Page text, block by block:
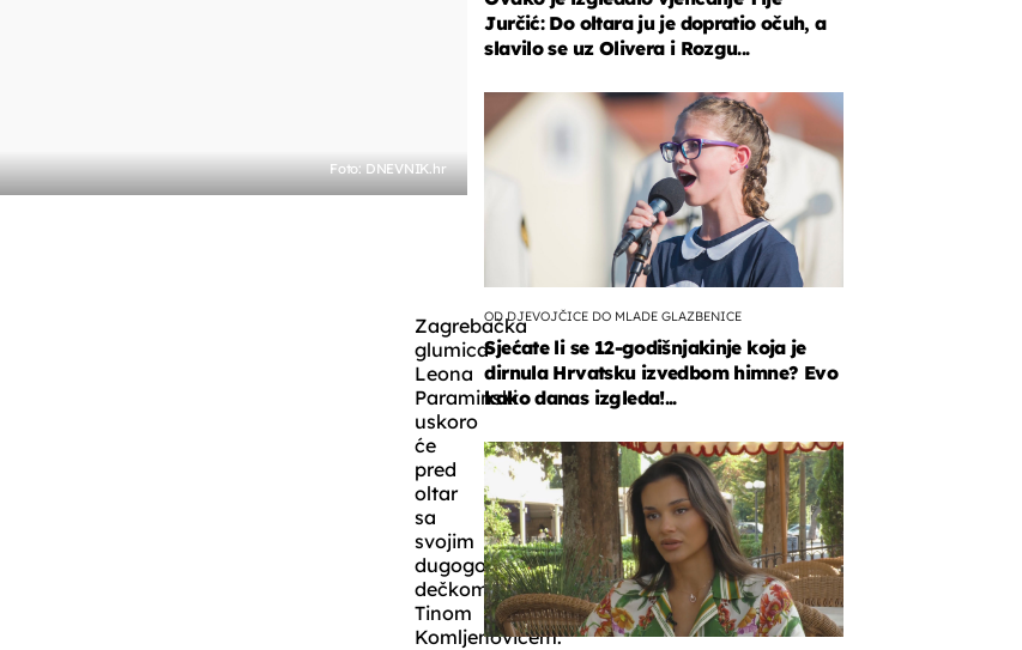
Foto: DNEVNIK.hr
Zagrebačka
glumica
Leona
Paraminski
uskoro
će
pred
oltar
sa
svojim
dugogodišnjim
dečkom
Tinom
Komljenovićem.
Jurčić: Do oltara ju je dopratio očuh, a
slavilo se uz Olivera i Rozgu...
OD DJEVOJČICE DO MLADE GLAZBENICE
Sjećate li se 12-godišnjakinje koja je
dirnula Hrvatsku izvedbom himne? Evo
kako danas izgleda!...